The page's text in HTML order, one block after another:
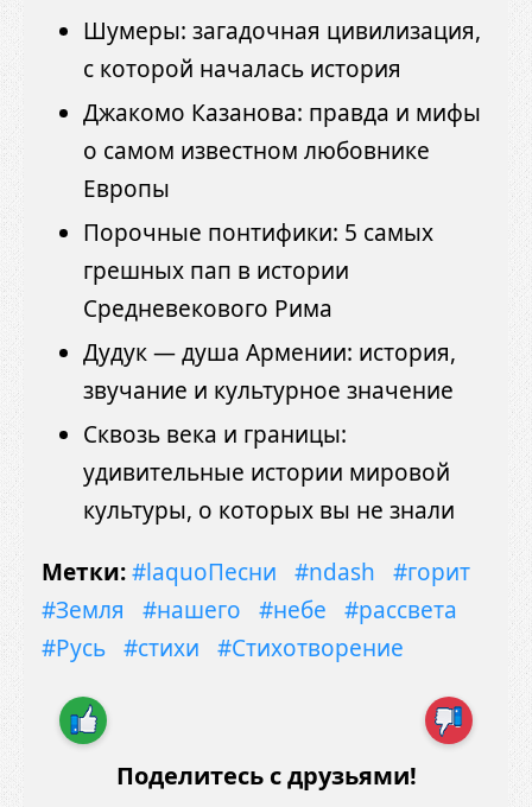
Шумеры: загадочная цивилизация,
с которой началась история
Джакомо Казанова: правда и мифы
о самом известном любовнике
Европы
Порочные понтифики: 5 самых
грешных пап в истории
Средневекового Рима
Дудук — душа Армении: история,
звучание и культурное значение
Сквозь века и границы:
удивительные истории мировой
культуры, о которых вы не знали
Метки:#laquoПесни #ndash
#горит
#Земля
#нашего #небе
#рассвета
#Русь #стихи #Стихотворение
Поделитесь с друзьями!